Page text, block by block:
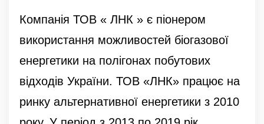
Компанія ТОВ « ЛНК » є піонером
використання можливостей біогазової
енергетики на полігонах побутових
відходів України. ТОВ «ЛНК» працює на
ринку альтернативної енергетики з 2010